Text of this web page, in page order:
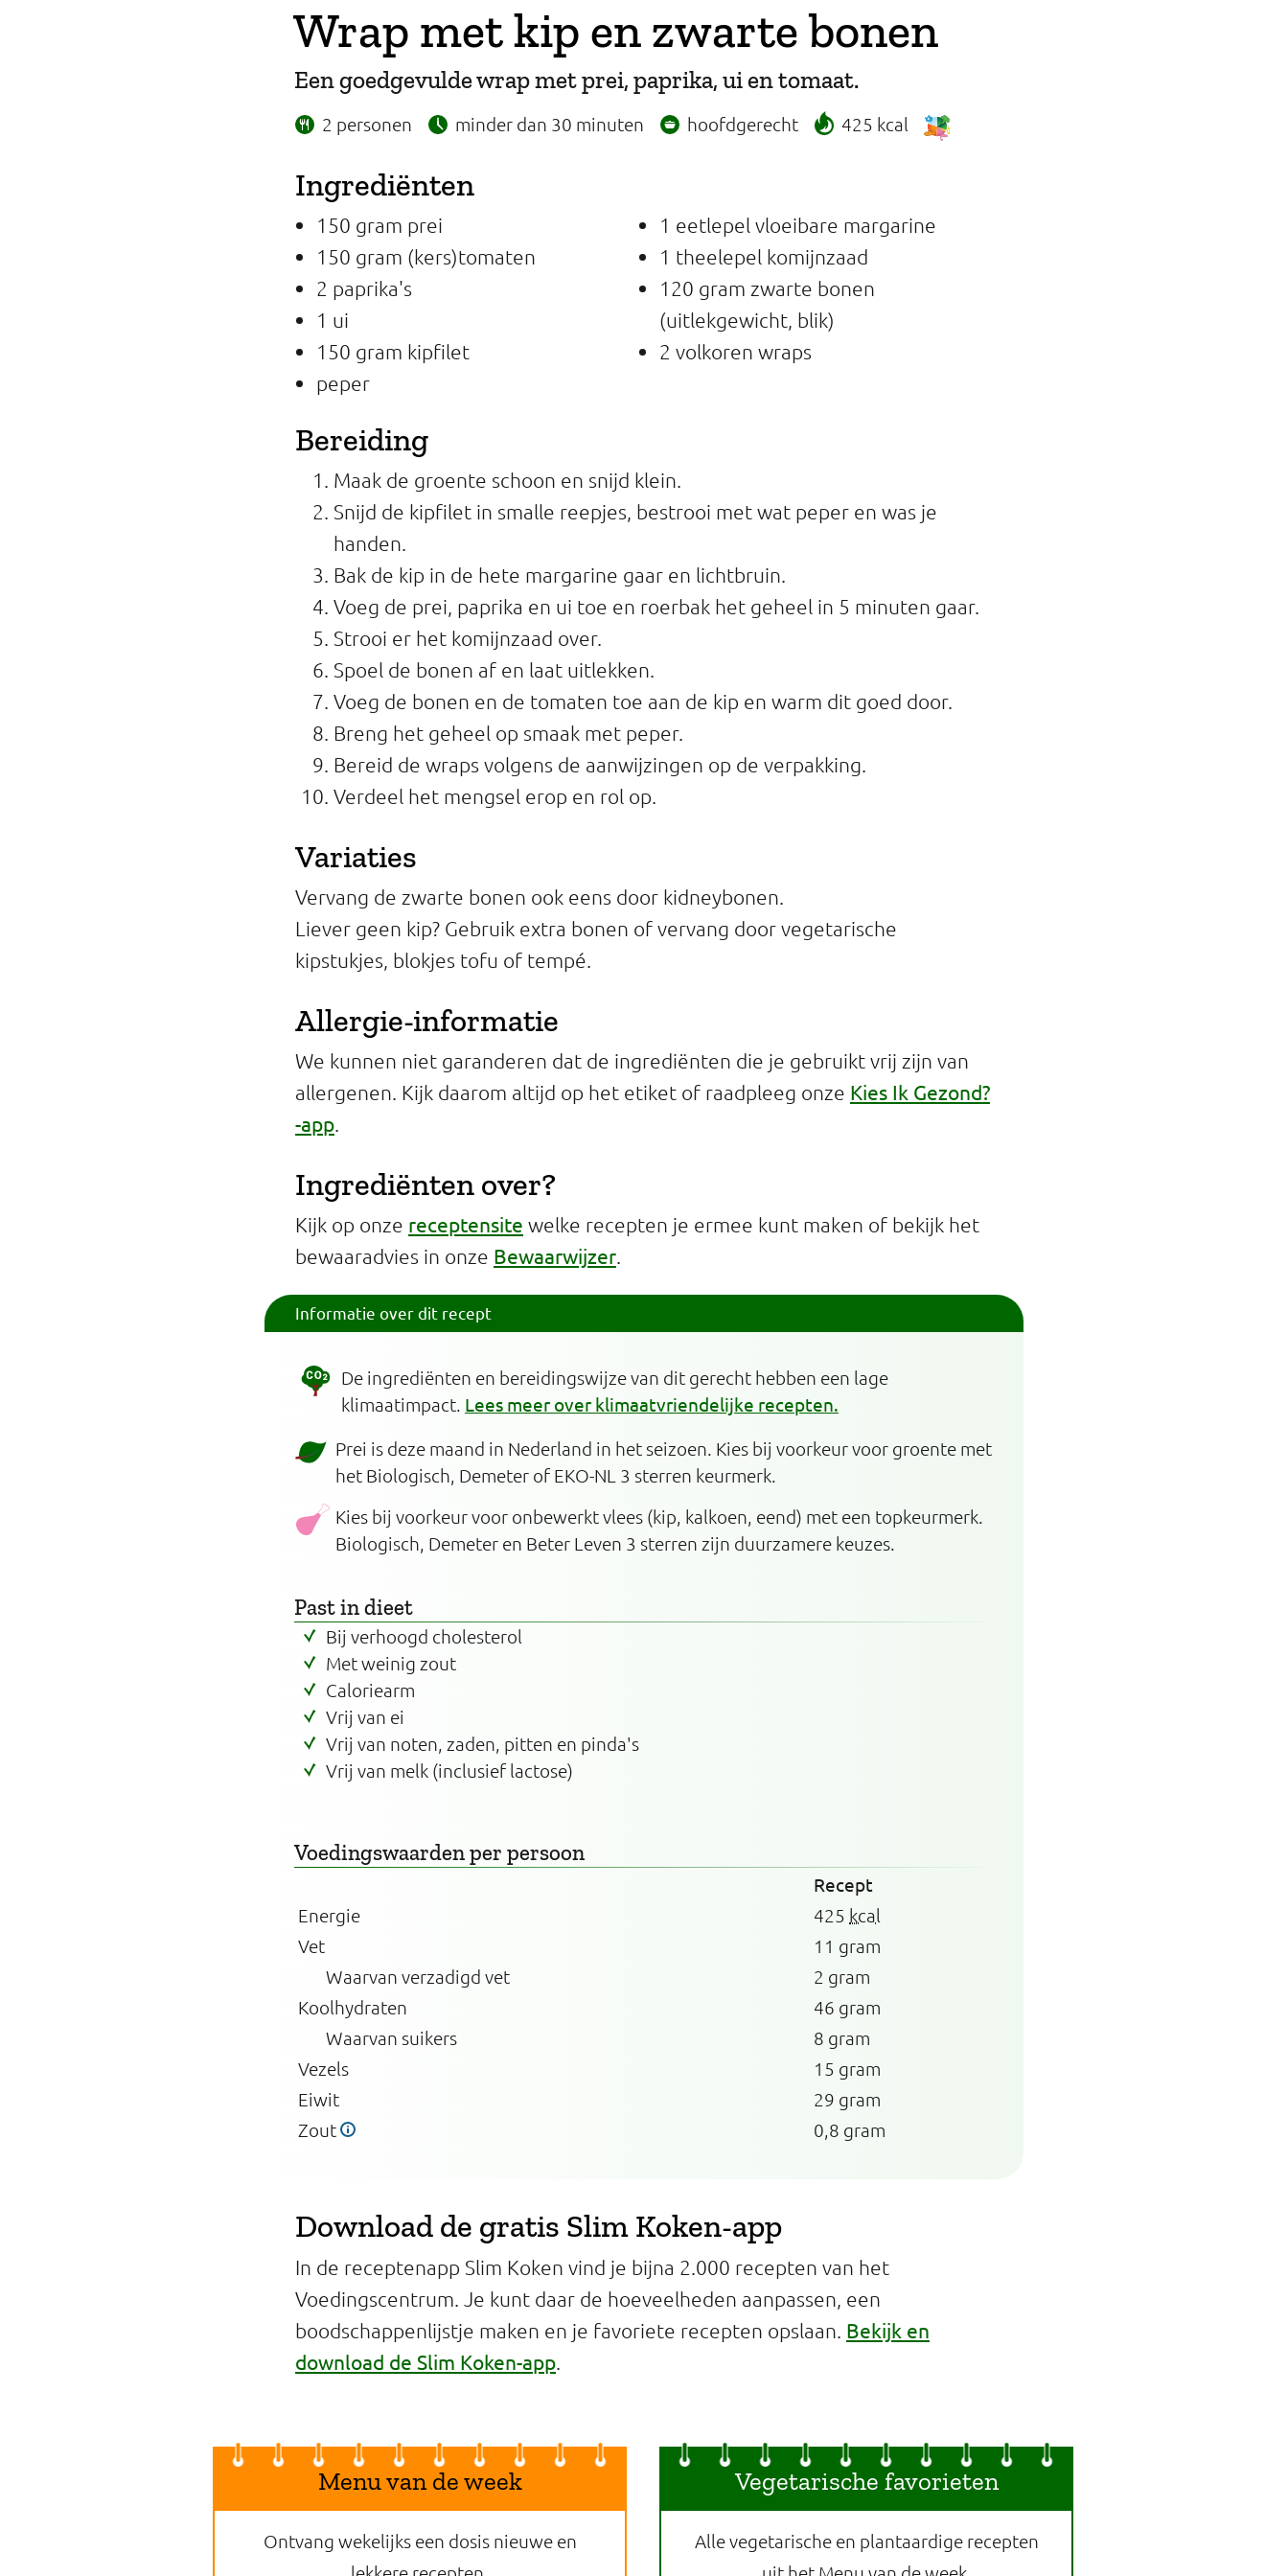
Professionals
Onderwijs
Eetomgevingen
Wrap met kip en zwarte bonen
Een goedgevulde wrap met prei, paprika, ui en tomaat.
2 personen minder dan 30 minuten hoofdgerecht 425 kcal
Ingrediënten
150 gram prei
150 gram (kers)tomaten
2 paprika's
1 ui
150 gram kipfilet
peper
1 eetlepel vloeibare margarine
1 theelepel komijnzaad
120 gram zwarte bonen
(uitlekgewicht, blik)
2 volkoren wraps
Bereiding
Maak de groente schoon en snijd klein.
Snijd de kipfilet in smalle reepjes, bestrooi met wat peper en was je
handen.
Bak de kip in de hete margarine gaar en lichtbruin.
Voeg de prei, paprika en ui toe en roerbak het geheel in 5 minuten gaar.
Strooi er het komijnzaad over.
Spoel de bonen af en laat uitlekken.
Voeg de bonen en de tomaten toe aan de kip en warm dit goed door.
Breng het geheel op smaak met peper.
Bereid de wraps volgens de aanwijzingen op de verpakking.
Verdeel het mengsel erop en rol op.
Variaties
Vervang de zwarte bonen ook eens door kidneybonen.
Liever geen kip? Gebruik extra bonen of vervang door vegetarische
kipstukjes, blokjes tofu of tempé.
Allergie-informatie
We kunnen niet garanderen dat de ingrediënten die je gebruikt vrij zijn van
allergenen. Kijk daarom altijd op het etiket of raadpleeg onze Kies Ik Gezond?
-app.
Ingrediënten over?
Kijk op onze receptensite welke recepten je ermee kunt maken of bekijk het
bewaaradvies in onze Bewaarwijzer.
Informatie over dit recept
De ingrediënten en bereidingswijze van dit gerecht hebben een lage
klimaatimpact. Lees meer over klimaatvriendelijke recepten.
Prei is deze maand in Nederland in het seizoen. Kies bij voorkeur voor groente met
het Biologisch, Demeter of EKO-NL 3 sterren keurmerk.
Kies bij voorkeur voor onbewerkt vlees (kip, kalkoen, eend) met een topkeurmerk.
Biologisch, Demeter en Beter Leven 3 sterren zijn duurzamere keuzes.
Past in dieet
Bij verhoogd cholesterol
Met weinig zout
Caloriearm
Vrij van ei
Vrij van noten, zaden, pitten en pinda's
Vrij van melk (inclusief lactose)
Voedingswaardenper persoon
Recept
Energie
425 kcal
Vet
11 gram
Waarvan verzadigd vet
2 gram
Koolhydraten
46 gram
Waarvan suikers
8 gram
Vezels
15 gram
Eiwit
29 gram
Zout
0,8 gram
Download de gratis Slim Koken-app
In de receptenapp Slim Koken vind je bijna 2.000 recepten van het
Voedingscentrum. Je kunt daar de hoeveelheden aanpassen, een
boodschappenlijstje maken en je favoriete recepten opslaan. Bekijk en
download de Slim Koken-app.
Menu van de week
Ontvang wekelijks een dosis nieuwe en
Vegetarische favorieten
Alle vegetarische en plantaardige recepten